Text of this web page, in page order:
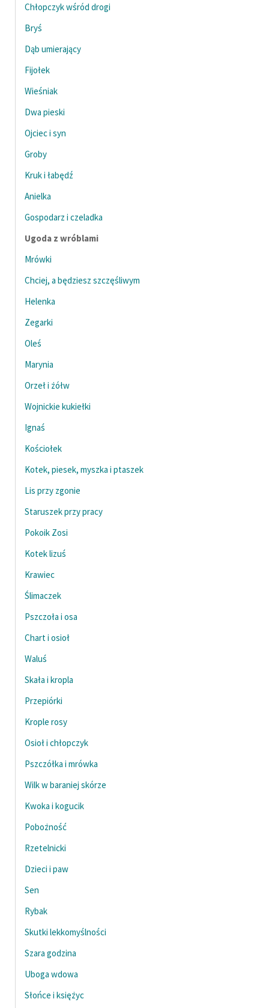
Chłopczyk wśród drogi
Bryś
Dąb umierający
Fijołek
Wieśniak
Dwa pieski
Ojciec i syn
Groby
Kruk i łabędź
Anielka
Gospodarz i czeladka
Ugoda z wróblami
Mrówki
Chciej, a będziesz szczęśliwym
Helenka
Zegarki
Oleś
Marynia
Orzeł i żółw
Wojnickie kukiełki
Ignaś
Kościołek
Kotek, piesek, myszka i ptaszek
Lis przy zgonie
Staruszek przy pracy
Pokoik Zosi
Kotek lizuś
Krawiec
Ślimaczek
Pszczoła i osa
Chart i osioł
Waluś
Skała i kropla
Przepiórki
Krople rosy
Osioł i chłopczyk
Pszczółka i mrówka
Wilk w baraniej skórze
Kwoka i kogucik
Pobożność
Rzetelnicki
Dzieci i paw
Sen
Rybak
Skutki lekkomyślności
Szara godzina
Uboga wdowa
Słońce i księżyc